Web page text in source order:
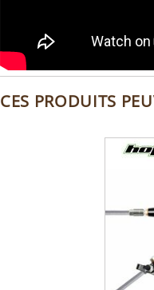
CES PRODUITS